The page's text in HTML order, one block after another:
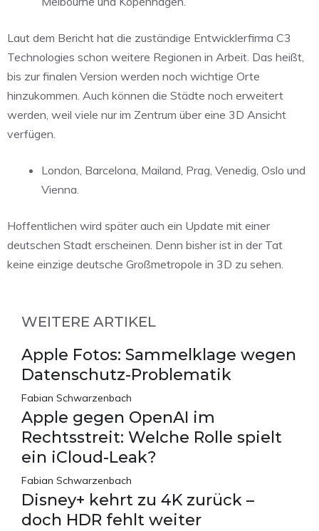
Laut dem Bericht hat die zuständige Entwicklerfirma C3
Technologies schon weitere Regionen in Arbeit. Das heißt,
bis zur finalen Version werden noch wichtige Orte
hinzukommen. Auch können die Städte noch erweitert
werden, weil viele nur im Zentrum über eine 3D Ansicht
verfügen.
London, Barcelona, Mailand, Prag, Venedig, Oslo und
Vienna.
Hoffentlichen wird später auch ein Update mit einer
deutschen Stadt erscheinen. Denn bisher ist in der Tat
keine einzige deutsche Großmetropole in 3D zu sehen.
WEITERE ARTIKEL
Apple Fotos: Sammelklage wegen
Datenschutz-Problematik
Fabian Schwarzenbach
Apple gegen OpenAI im
Rechtsstreit: Welche Rolle spielt
ein iCloud-Leak?
Fabian Schwarzenbach
Disney+ kehrt zu 4K zurück –
doch HDR fehlt weiter